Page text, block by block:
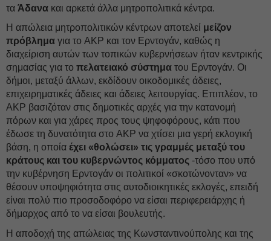
τα Άδανα και αρκετά άλλα μητροπολιτικά κέντρα.
Η απώλεια μητροπολιτικών κέντρων αποτελεί μείζον
πρόβλημα για το AKP και τον Ερντογάν, καθώς η
διαχείριση αυτών των τοπικών κυβερνήσεων ήταν κεντρικής
σημασίας για το πελατειακό σύστημα του Ερντογάν. Οι
δήμοι, μεταξύ άλλων, εκδίδουν οικοδομικές άδειες,
επιχειρηματικές άδειες και άδειες λειτουργίας. Επιπλέον, το
AKP βασιζόταν στις δημοτικές αρχές για την κατανομή
πόρων και για χάρες προς τους ψηφοφόρους, κάτι που
έδωσε τη δυνατότητα στο AKP να χτίσει μια γερή εκλογική
βάση, η οποία έχει «θολώσει» τις γραμμές μεταξύ του
κράτους και του κυβερνώντος κόμματος -τόσο που υπό
την κυβέρνηση Ερντογάν οι πολιτικοί «σκοτώνονταν» να
θέσουν υποψηφιότητα στις αυτοδιοικητικές εκλογές, επειδή
είναι πολύ πιο προσοδοφόρο να είσαι περιφερειάρχης ή
δήμαρχος από το να είσαι βουλευτής.
Η αποδοχή της απώλειας της Κωνσταντινούπολης και της